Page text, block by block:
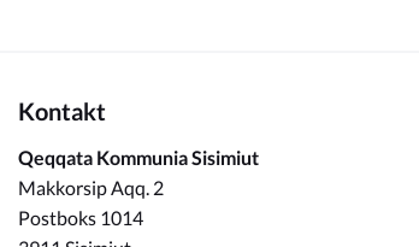
Kontakt
Qeqqata Kommunia Sisimiut
Makkorsip Aqq. 2
Postboks 1014